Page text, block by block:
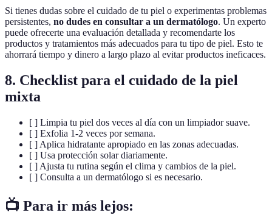
Si tienes dudas sobre el cuidado de tu piel o experimentas problemas
persistentes, no dudes en consultar a un dermatólogo. Un experto
puede ofrecerte una evaluación detallada y recomendarte los
productos y tratamientos más adecuados para tu tipo de piel. Esto te
ahorrará tiempo y dinero a largo plazo al evitar productos ineficaces.
8. Checklist para el cuidado de la piel
mixta
[ ] Limpia tu piel dos veces al día con un limpiador suave.
[ ] Exfolia 1-2 veces por semana.
[ ] Aplica hidratante apropiado en las zonas adecuadas.
[ ] Usa protección solar diariamente.
[ ] Ajusta tu rutina según el clima y cambios de la piel.
[ ] Consulta a un dermatólogo si es necesario.
📺 Para ir más lejos: